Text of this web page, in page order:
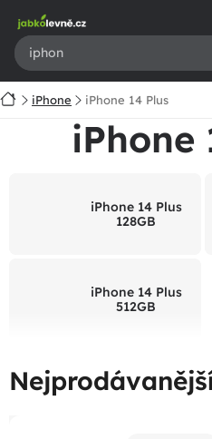
obsah
DomůiPhone iPhone 14 Plus
iPhone
iPhone 14 Plus
128GB
iPhone 14 Plus
512GB